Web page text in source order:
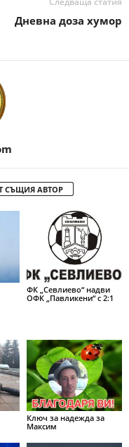
Дневна доза хумор
СЪЩИЯ АВТОР
ФК „Севлиево“ надви
ОФК „Павликени“ с 2:1
Ключ за надежда за
Максим